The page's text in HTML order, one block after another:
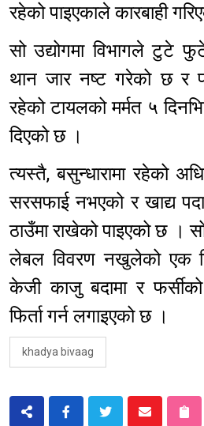
रहेको पाइएकाले कारबाही
सो उद्योगमा विभागले टुटे
थान जार नष्ट गरेको छ र
रहेको टायलको मर्मत ५
दिएको छ ।
त्यस्तै, बसुन्धारामा रहेको
सरसफाई नभएको र खाद्य
ठाउँमा राखेको पाइएको छ ।
लेबल विवरण नखुलेको एक
केजी काजु बदामा र फर्सीको
फिर्ता गर्न लगाइएको छ ।
khadya bivaag